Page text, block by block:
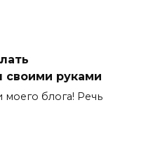
своими руками
моего блога! Речь